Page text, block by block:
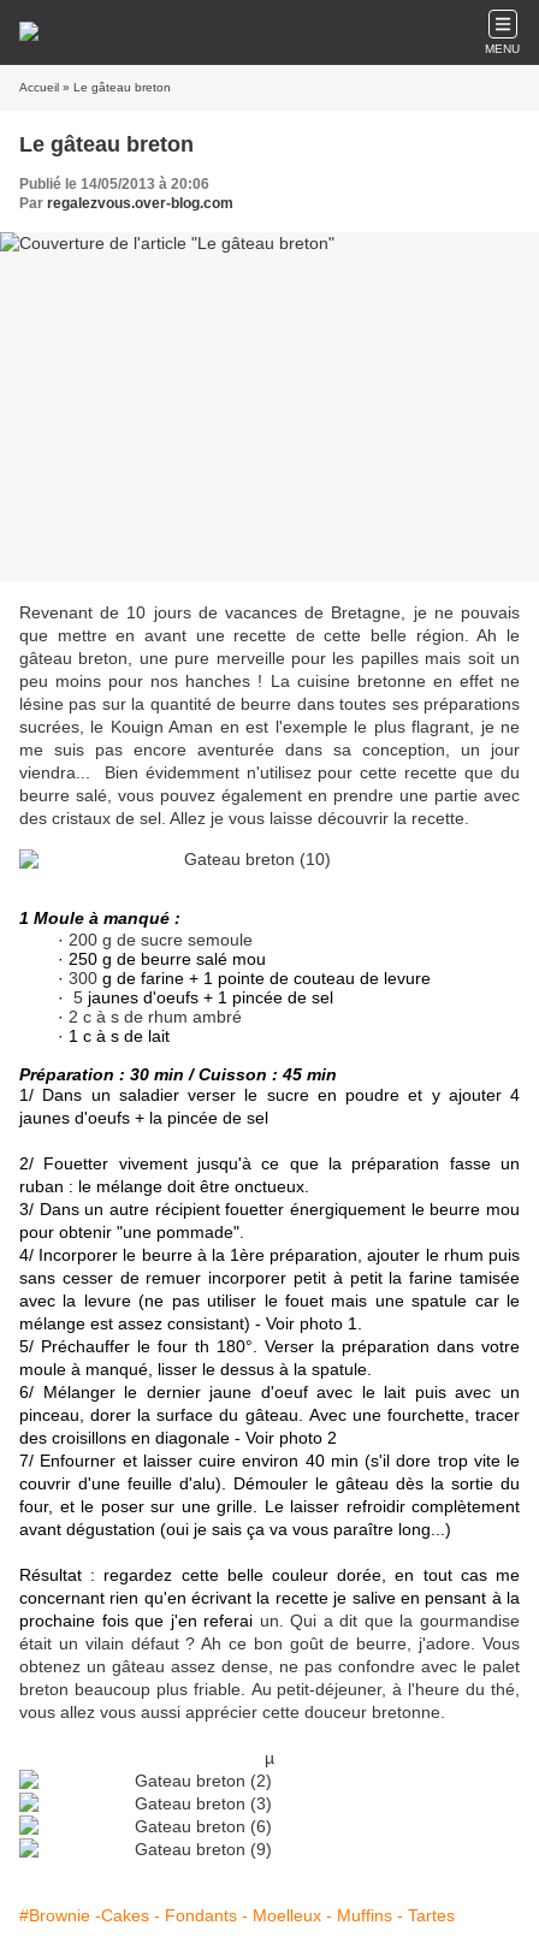
MENU
Accueil » Le gâteau breton
Le gâteau breton
Publié le 14/05/2013 à 20:06
Par regalezvous.over-blog.com
Revenant de 10 jours de vacances de Bretagne, je ne pouvais
que mettre en avant une recette de cette belle région. Ah le
gâteau breton, une pure merveille pour les papilles mais soit un
peu moins pour nos hanches ! La cuisine bretonne en effet ne
lésine pas sur la quantité de beurre dans toutes ses préparations
sucrées, le Kouign Aman en est l'exemple le plus flagrant, je ne
me suis pas encore aventurée dans sa conception, un jour
viendra... Bien évidemment n'utilisez pour cette recette que du
beurre salé, vous pouvez également en prendre une partie avec
des cristaux de sel. Allez je vous laisse découvrir la recette.
1 Moule à manqué :
· 200 g de sucre semoule
· 250 g de beurre salé mou
· 300g de farine + 1 pointe de couteau de levure
·
5 jaunes d'oeufs + 1 pincée de sel
· 2 c à s de rhum ambré
· 1 c à s de lait
Préparation : 30 min / Cuisson : 45 min
1/ Dans un saladier verser le sucre en poudre et y ajouter 4
jaunes d'oeufs + la pincée de sel
2/ Fouetter vivement jusqu'à ce que la préparation fasse un
ruban : le mélange doit être onctueux.
3/ Dans un autre récipient fouetter énergiquement le beurre mou
pour obtenir "une pommade".
4/ Incorporer le beurre à la 1ère préparation, ajouter le rhum puis
sans cesser de remuer incorporer petit à petit la farine tamisée
avec la levure (ne pas utiliser le fouet mais une spatule car le
mélange est assez consistant) - Voir photo 1.
5/ Préchauffer le four th 180°. Verser la préparation dans votre
moule à manqué, lisser le dessus à la spatule.
6/ Mélanger le dernier jaune d'oeuf avec le lait puis avec un
pinceau, dorer la surface du gâteau. Avec une fourchette, tracer
des croisillons en diagonale - Voir photo 2
7/ Enfourner et laisser cuire environ 40 min (s'il dore trop vite le
couvrir d'une feuille d'alu). Démouler le gâteau dès la sortie du
four, et le poser sur une grille. Le laisser refroidir complètement
avant dégustation (oui je sais ça va vous paraître long...)
Résultat : regardez cette belle couleur dorée, en tout cas me
concernant rien qu'en écrivant la recette je salive en pensant à la
prochaine fois que j'en referai un. Qui a dit que la gourmandise
était un vilain défaut ? Ah ce bon goût de beurre, j'adore. Vous
obtenez un gâteau assez dense, ne pas confondre avec le palet
breton beaucoup plus friable. Au petit-déjeuner, à l'heure du thé,
vous allez vous aussi apprécier cette douceur bretonne.
µ
#Brownie -Cakes - Fondants - Moelleux - Muffins - Tartes